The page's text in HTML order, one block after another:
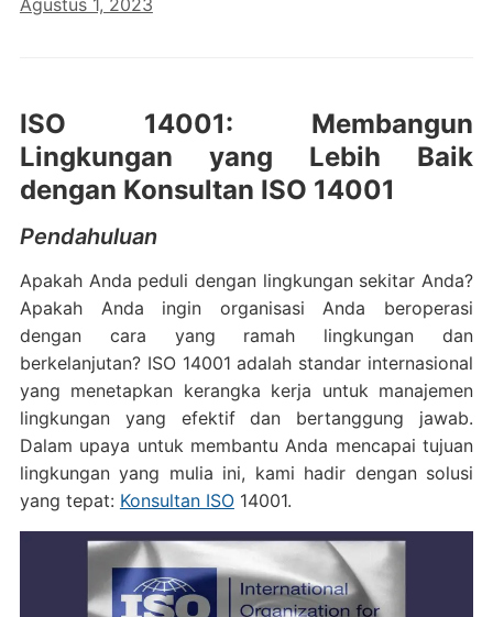
Agustus 1, 2023
ISO 14001: Membangun
Lingkungan yang Lebih Baik
dengan Konsultan ISO 14001
Pendahuluan
Apakah Anda peduli dengan lingkungan sekitar Anda?
Apakah Anda ingin organisasi Anda beroperasi
dengan cara yang ramah lingkungan dan
berkelanjutan? ISO 14001 adalah standar internasional
yang menetapkan kerangka kerja untuk manajemen
lingkungan yang efektif dan bertanggung jawab.
Dalam upaya untuk membantu Anda mencapai tujuan
lingkungan yang mulia ini, kami hadir dengan solusi
yang tepat: Konsultan ISO14001.